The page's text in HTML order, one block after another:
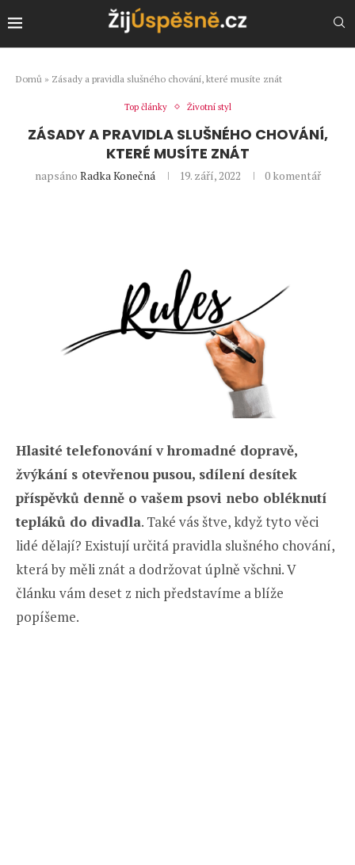
Domů » Zásady a pravidla slušného chování, které musíte znát
Top články Životní styl
ZÁSADY A PRAVIDLA SLUŠNÉHO CHOVÁNÍ,
KTERÉ MUSÍTE ZNÁT
napsáno Radka Konečná 19. září, 2022 0 komentář
Hlasité telefonování v hromadné dopravě,
žvýkání s otevřenou pusou, sdílení desítek
příspěvků denně o vašem psovi nebo obléknutí
tepláků do divadla. Také vás štve, když tyto věci
lidé dělají? Existují určitá pravidla slušného chování,
která by měli znát a dodržovat úplně všchni. V
článku vám deset z nich představíme a blíže
popíšeme.